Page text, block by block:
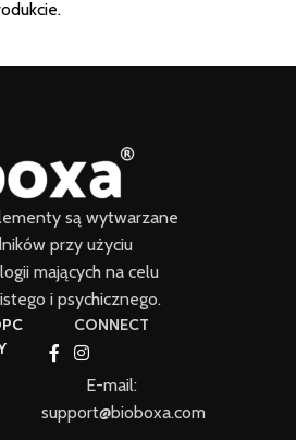
są wytwarzane
przy użyciu
mających na celu
i psychicznego.
CONNECT
E-mail:
support@bioboxa.com